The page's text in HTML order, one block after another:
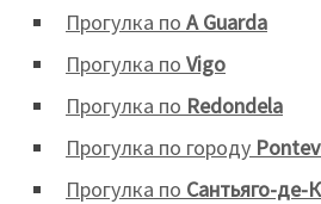
Прогулка по A Guarda
Прогулка по Vigo
Прогулка по Redondela
Прогулка по городу
Прогулка по Сантьяго-де-